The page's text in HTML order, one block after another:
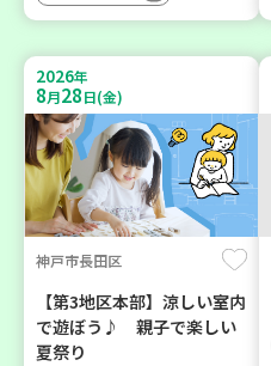
2026年
8月28日(金)
神戸市長田区
【第3地区本部】涼しい室内
で遊ぼう♪ 親子で楽しい
夏祭り